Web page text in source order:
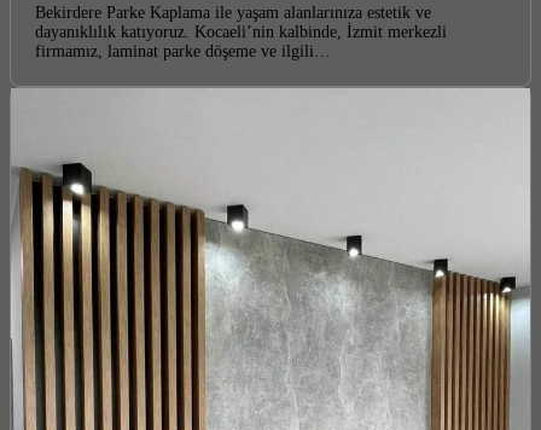
Bekirdere Parke Kaplama ile yaşam alanlarınıza estetik ve
dayanıklılık katıyoruz. Kocaeli’nin kalbinde, İzmit merkezli
firmamız, laminat parke döşeme ve ilgili…